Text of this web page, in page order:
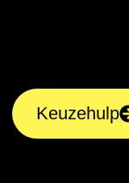
Keuzehulp